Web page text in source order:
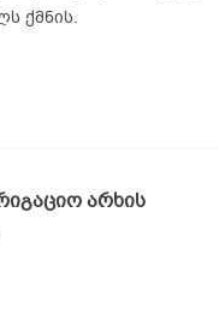
ქმნის.
არხის